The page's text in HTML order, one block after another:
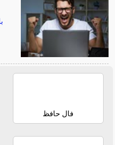
فال حافظ